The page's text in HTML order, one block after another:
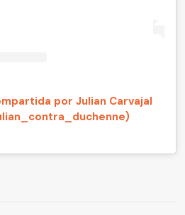
por Julian Carvajal